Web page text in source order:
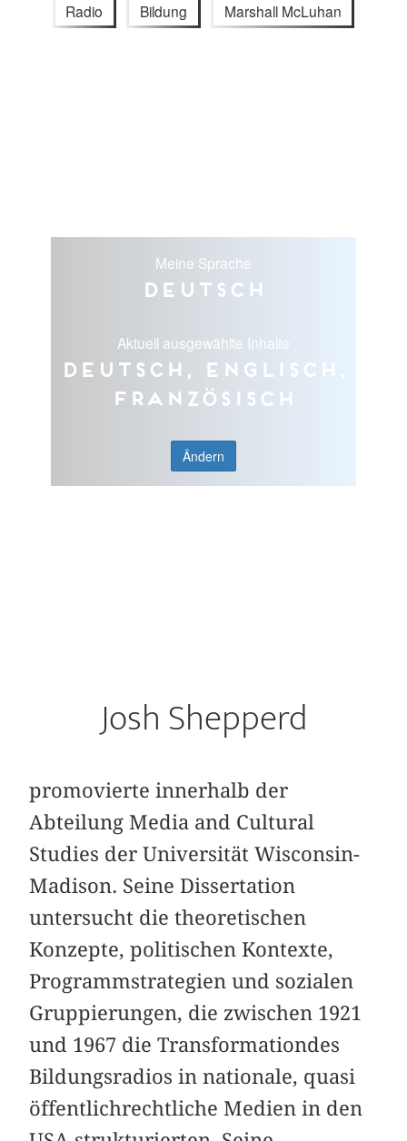
Radio Bildung Marshall McLuhan
Meine Sprache
Deutsch
Aktuell ausgewählte Inhalte
Deutsch, Englisch,
Französisch
Ändern
Josh Shepperd
promovierte innerhalb der
Abteilung Media and Cultural
Studies der Universität Wisconsin-
Madison. Seine Dissertation
untersucht die theoretischen
Konzepte, politischen Kontexte,
Programmstrategien und sozialen
Gruppierungen, die zwischen 1921
und 1967 die Transformationdes
Bildungsradios in nationale, quasi
öffentlichrechtliche Medien in den